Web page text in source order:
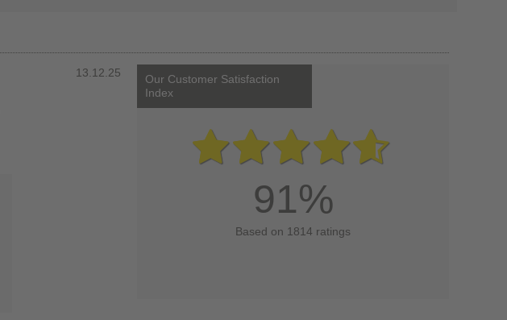
13.12.25
Our Customer Satisfaction
Index
91%
Based on 1814 ratings